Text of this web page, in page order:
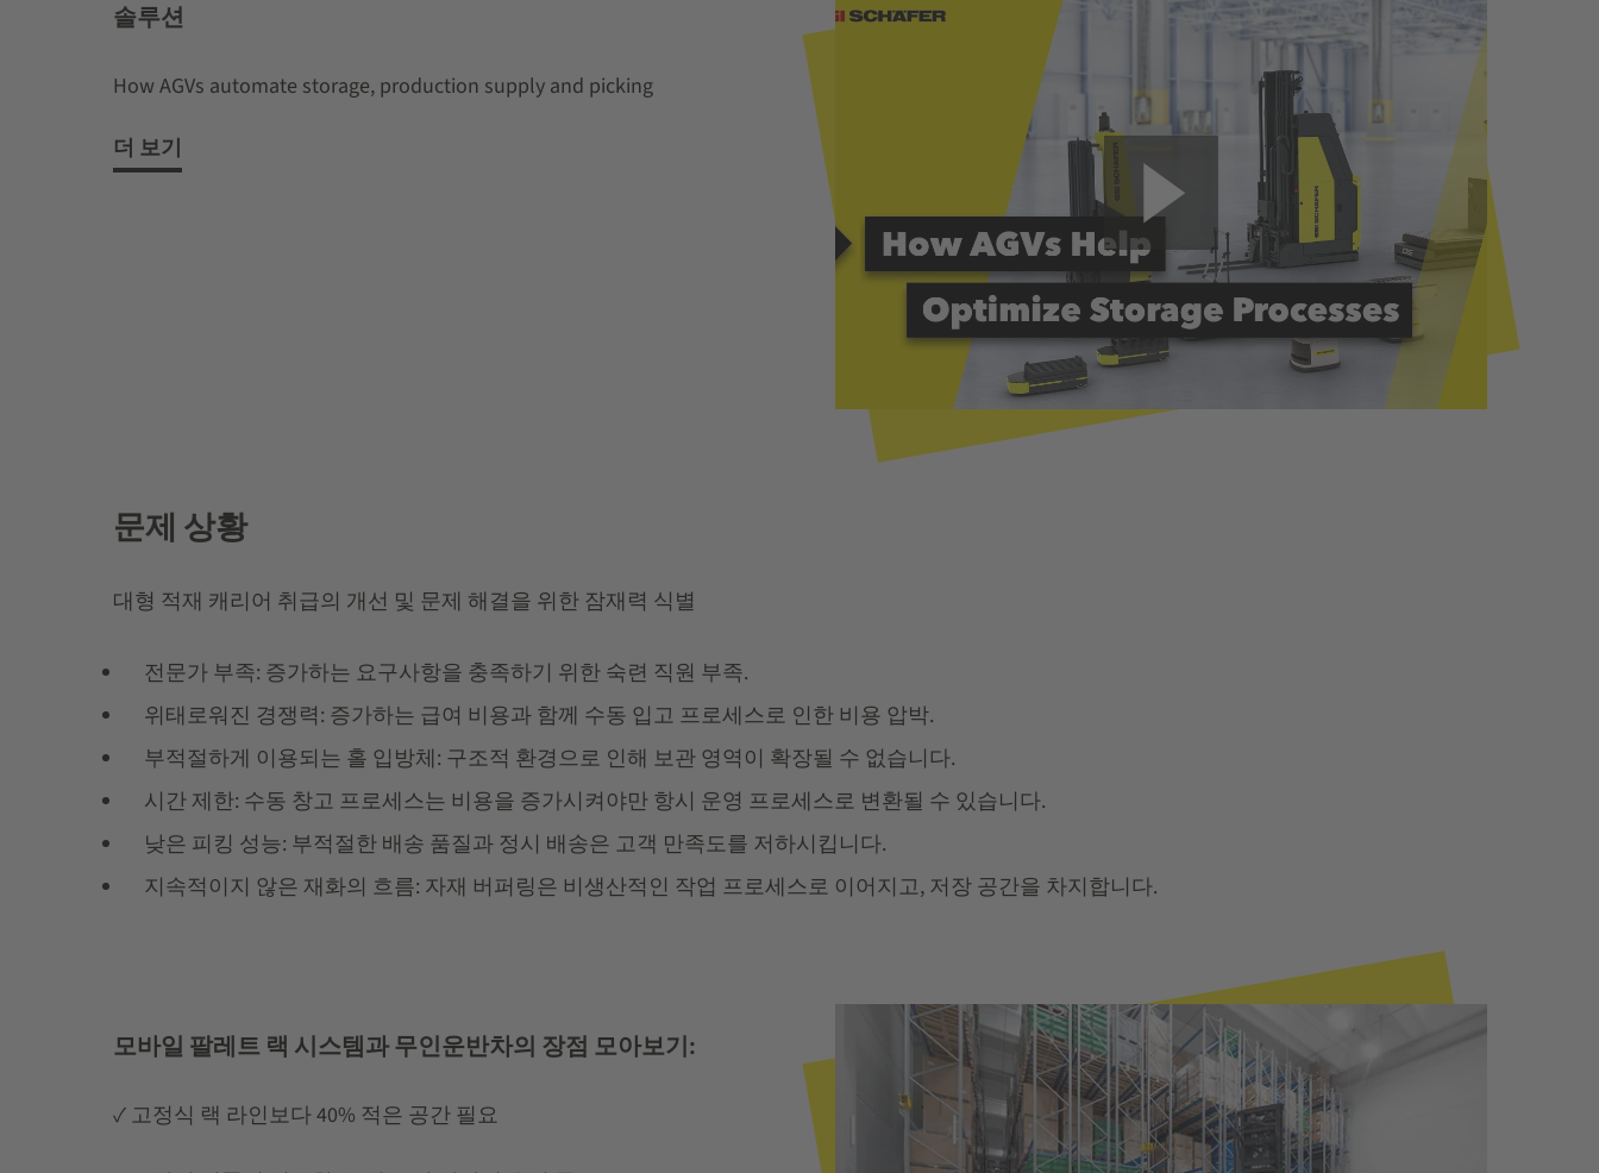
솔루션
How AGVs automate storage, production supply and picking
더 보기
문제 상황
대형 적재 캐리어 취급의 개선 및 문제 해결을 위한 잠재력 식별
전문가 부족: 증가하는 요구사항을 충족하기 위한 숙련 직원 부족.
위태로워진 경쟁력: 증가하는 급여 비용과 함께 수동 입고 프로세스로 인한 비용 압박.
부적절하게 이용되는 홀 입방체: 구조적 환경으로 인해 보관 영역이 확장될 수 없습니다.
시간 제한: 수동 창고 프로세스는 비용을 증가시켜야만 항시 운영 프로세스로 변환될 수 있습니다.
낮은 피킹 성능: 부적절한 배송 품질과 정시 배송은 고객 만족도를 저하시킵니다.
지속적이지 않은 재화의 흐름: 자재 버퍼링은 비생산적인 작업 프로세스로 이어지고, 저장 공간을 차지합니다.
모바일 팔레트 랙 시스템과 무인운반차의 장점 모아보기:
✓ 고정식 랙 라인보다 40% 적은 공간 필요